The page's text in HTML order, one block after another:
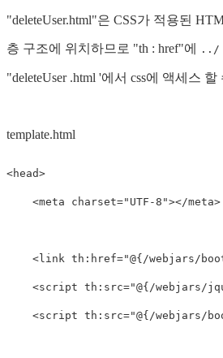
"deleteUser.html"은 CSS가 적용된
층 구조에 위치하므로 "th : href"에 ../
"deleteUser .html '에서 css에 액세스
template.html
<head>
<meta charset="UTF-8"></meta>
<link th:href="@{/webjars/
<script th:src="@{/webjars/
<script th:src="@{/webjars/